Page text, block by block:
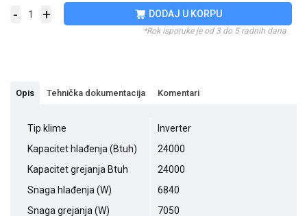
- + DODAJ U KORPU
*Rok isporuke je od 3 do 5 radnih dana
Opis Tehnička dokumentacija Komentari
Tip klime
Inverter
Kapacitet hlađenja (Btuh)
24000
Kapacitet grejanja Btuh
24000
Snaga hlađenja (W)
6840
Snaga grejanja (W)
7050